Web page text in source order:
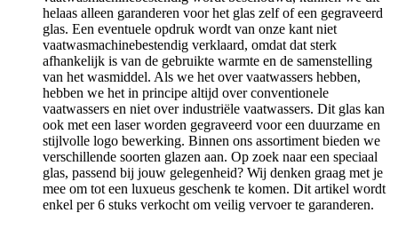
helaas alleen garanderen voor het glas zelf of een gegraveerd
glas. Een eventuele opdruk wordt van onze kant niet
vaatwasmachinebestendig verklaard, omdat dat sterk
afhankelijk is van de gebruikte warmte en de samenstelling
van het wasmiddel. Als we het over vaatwassers hebben,
hebben we het in principe altijd over conventionele
vaatwassers en niet over industriële vaatwassers. Dit glas kan
ook met een laser worden gegraveerd voor een duurzame en
stijlvolle logo bewerking. Binnen ons assortiment bieden we
verschillende soorten glazen aan. Op zoek naar een speciaal
glas, passend bij jouw gelegenheid? Wij denken graag met je
mee om tot een luxueus geschenk te komen. Dit artikel wordt
enkel per 6 stuks verkocht om veilig vervoer te garanderen.